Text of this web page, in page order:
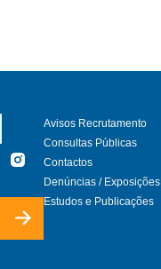
Instagram
Avisos Recrutamento
Consultas Públicas
Contactos
Denúncias / Exposições
Estudos e Publicações